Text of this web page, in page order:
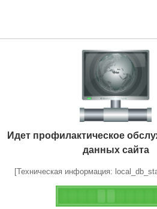
Идет профилактическое
данных сайта
[Техническая информация: